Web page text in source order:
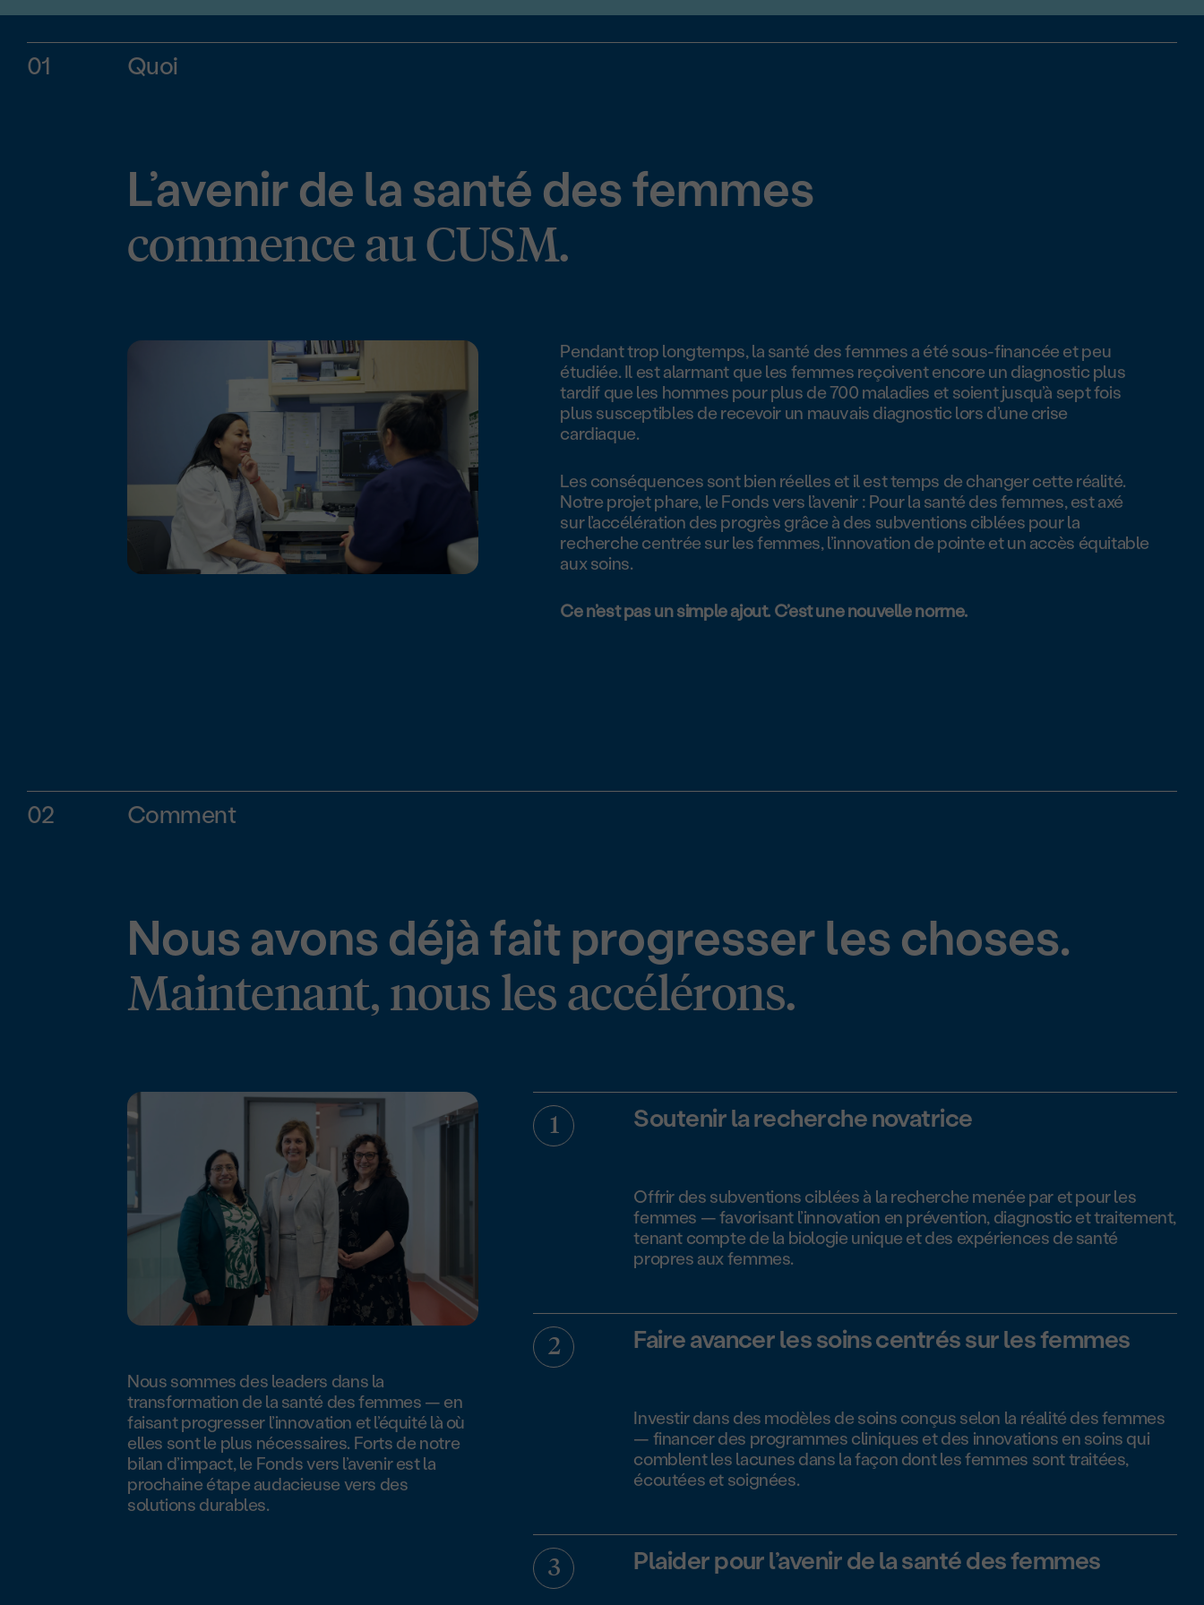
01 Quoi
L’avenir de la santé des femmes
commence au CUSM.
Pendant trop longtemps, la santé des femmes a été sous-financée et peu
étudiée. Il est alarmant que les femmes reçoivent encore un diagnostic plus
tardif que les hommes pour plus de 700 maladies et soient jusqu’à sept fois
plus susceptibles de recevoir un mauvais diagnostic lors d’une crise
cardiaque.
Les conséquences sont bien réelles et il est temps de changer cette réalité.
Notre projet phare, le Fonds vers l’avenir : Pour la santé des femmes, est axé
sur l’accélération des progrès grâce à des subventions ciblées pour la
recherche centrée sur les femmes, l’innovation de pointe et un accès équitable
aux soins.
Ce n’est pas un simple ajout. C’est une nouvelle norme.
02 Comment
Nous avons déjà fait progresser les choses.
Maintenant, nous les accélérons.
Nous sommes des leaders dans la
transformation de la santé des femmes — en
faisant progresser l’innovation et l’équité là où
elles sont le plus nécessaires. Forts de notre
bilan d’impact, le Fonds vers l’avenir est la
prochaine étape audacieuse vers des
solutions durables.
Soutenir la recherche novatrice
Offrir des subventions ciblées à la recherche menée par et pour les
femmes — favorisant l’innovation en prévention, diagnostic et traitement,
tenant compte de la biologie unique et des expériences de santé
propres aux femmes.
Faire avancer les soins centrés sur les femmes
Investir dans des modèles de soins conçus selon la réalité des femmes
— financer des programmes cliniques et des innovations en soins qui
comblent les lacunes dans la façon dont les femmes sont traitées,
écoutées et soignées.
Plaider pour l’avenir de la santé des femmes